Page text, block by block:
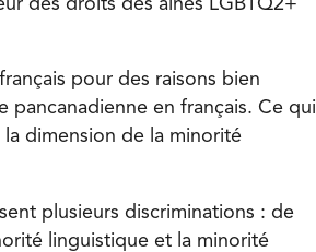
des droits des aînés LGBTQ2+
pour des raisons bien
en français. Ce qui
la dimension de la minorité
plusieurs discriminations : de
linguistique et la minorité